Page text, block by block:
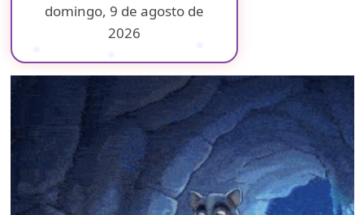
domingo, 9 de agosto de
2026
❄
❄
❄
❄